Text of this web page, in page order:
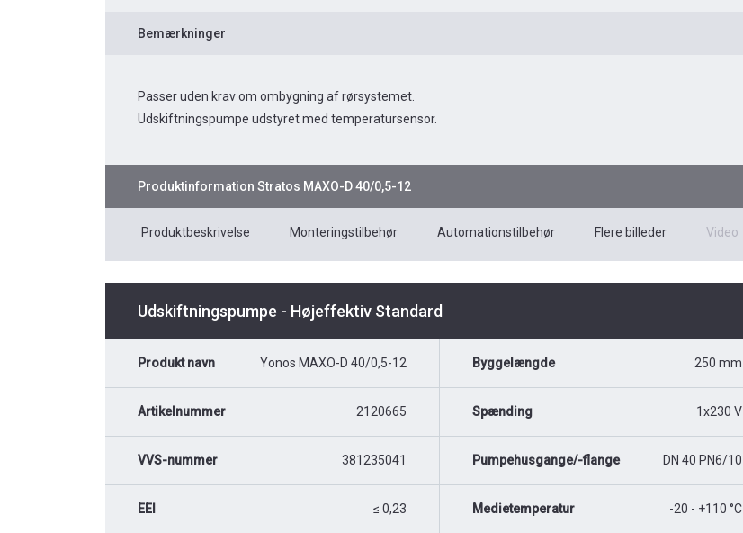
Bemærkninger
Passer uden krav om ombygning af rørsystemet.
Udskiftningspumpe udstyret med temperatursensor.
Produktinformation Stratos MAXO-D 40/0,5-12
Produktbeskrivelse Monteringstilbehør Automationstilbehør Flere billeder Video
Udskiftningspumpe - Højeffektiv Standard
Produkt navn Yonos MAXO-D 40/0,5-12
Artikelnummer 2120665
VVS-nummer 381235041
EEI ≤ 0,23
Byggelængde 250 mm
Spænding 1x230 V
Pumpehusgange/-flange DN 40 PN6/10
Medietemperatur -20 - +110 °C